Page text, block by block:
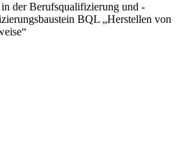
der Berufsqualifizierung und -
BQL „Herstellen von